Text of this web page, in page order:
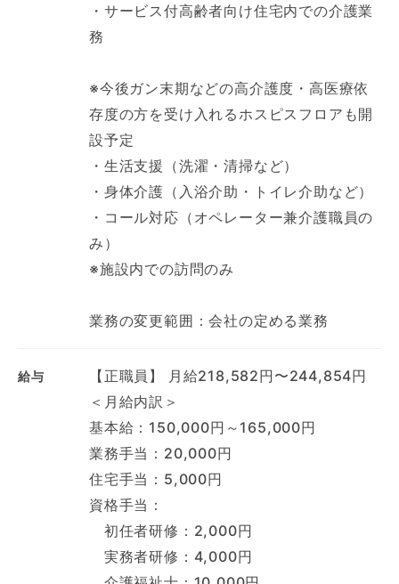
・サービス付高齢者向け住宅内での介護業
務
※今後ガン末期などの高介護度・高医療依
存度の方を受け入れるホスピスフロアも開
設予定
・生活支援（洗濯・清掃など）
・身体介護（入浴介助・トイレ介助など）
・コール対応（オペレーター兼介護職員の
み）
※施設内での訪問のみ
業務の変更範囲：会社の定める業務
給与
【正職員】 月給218,582円〜244,854円
＜月給内訳＞
基本給：150,000円～165,000円
業務手当：20,000円
住宅手当：5,000円
資格手当：
初任者研修：2,000円
実務者研修：4,000円